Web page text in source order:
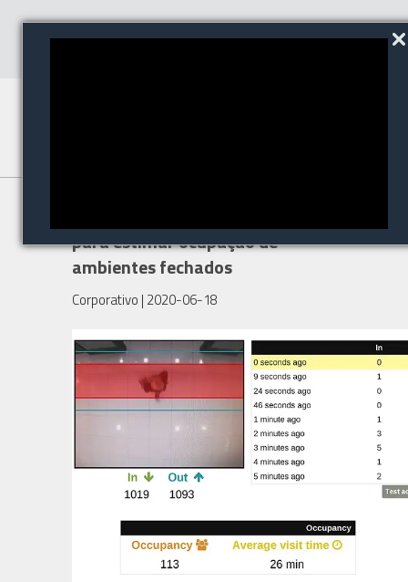
para estimar ocupação de
ambientes fechados
Corporativo | 2020-06-18